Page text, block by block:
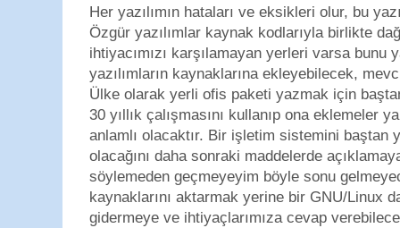
Her yazılımın hataları ve eksikleri olur, bu
Özgür yazılımlar kaynak kodlarıyla birlikte
ihtiyacımızı karşılamayan yerleri varsa bunu
yazılımların kaynaklarına ekleyebilecek,
Ülke olarak yerli ofis paketi yazmak için
30 yıllık çalışmasını kullanıp ona eklemeler
anlamlı olacaktır. Bir işletim sistemini baştan
olacağını daha sonraki maddelerde
söylemeden geçmeyeyim böyle sonu
kaynaklarını aktarmak yerine bir GNU/Linux
gidermeye ve ihtiyaçlarımıza cevap